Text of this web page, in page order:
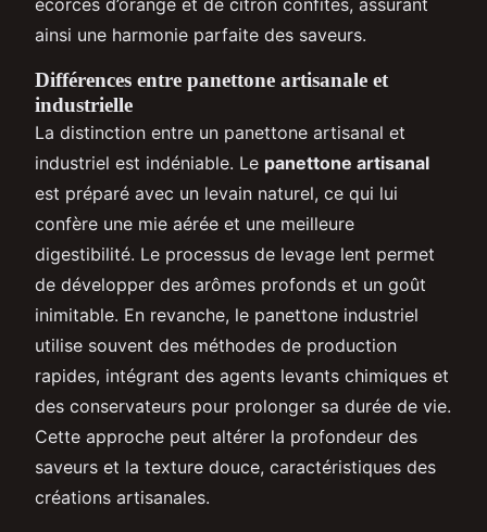
ainsi une harmonie parfaite des saveurs.
Différences entre panettone artisanale et
industrielle
La distinction entre un panettone artisanal et
industriel est indéniable. Le panettone artisanal
est préparé avec un levain naturel, ce qui lui
confère une mie aérée et une meilleure
digestibilité. Le processus de levage lent permet
de développer des arômes profonds et un goût
inimitable. En revanche, le panettone industriel
utilise souvent des méthodes de production
rapides, intégrant des agents levants chimiques et
des conservateurs pour prolonger sa durée de vie.
Cette approche peut altérer la profondeur des
saveurs et la texture douce, caractéristiques des
créations artisanales.